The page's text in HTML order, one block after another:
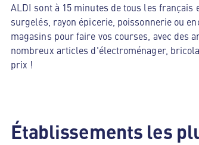
ALDI sont à 15 minutes de tous les
surgelés, rayon épicerie, poissonnerie ou
magasins pour faire vos courses, avec des
nombreux articles d'électroménager,
prix !
Établissements les